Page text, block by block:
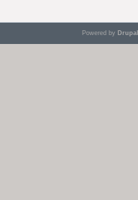
Powered by Drupal